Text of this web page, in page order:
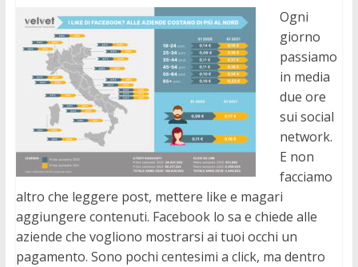
Ogni
giorno
passiamo
in media
due ore
sui social
network.
E non
facciamo
altro che leggere post, mettere like e magari
aggiungere contenuti. Facebook lo sa e chiede alle
aziende che vogliono mostrarsi ai tuoi occhi un
pagamento. Sono pochi centesimi a click, ma dentro